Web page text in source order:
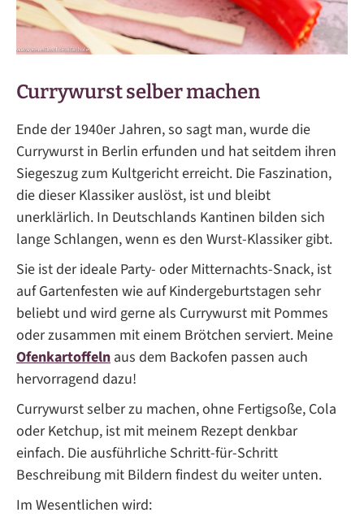
Currywurst selber machen
Ende der 1940er Jahren, so sagt man, wurde die
Currywurst in Berlin erfunden und hat seitdem ihren
Siegeszug zum Kultgericht erreicht. Die Faszination,
die dieser Klassiker auslöst, ist und bleibt
unerklärlich. In Deutschlands Kantinen bilden sich
lange Schlangen, wenn es den Wurst-Klassiker gibt.
Sie ist der ideale Party- oder Mitternachts-Snack, ist
auf Gartenfesten wie auf Kindergeburtstagen sehr
beliebt und wird gerne als Currywurst mit Pommes
oder zusammen mit einem Brötchen serviert. Meine
Ofenkartoffeln aus dem Backofen passen auch
hervorragend dazu!
Currywurst selber zu machen, ohne Fertigsoße, Cola
oder Ketchup, ist mit meinem Rezept denkbar
einfach. Die ausführliche Schritt-für-Schritt
Beschreibung mit Bildern findest du weiter unten.
Im Wesentlichen wird: